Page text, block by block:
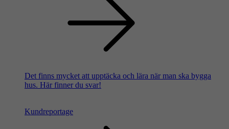
Det finns mycket att upptäcka och lära när man ska bygga
hus. Här finner du svar!
Kundreportage